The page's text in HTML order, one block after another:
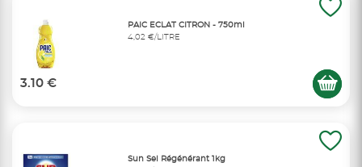
PAIC ECLAT CITRON - 750ml
4,02 €/LITRE
3.10 €
Sun Sel Régénérant 1kg